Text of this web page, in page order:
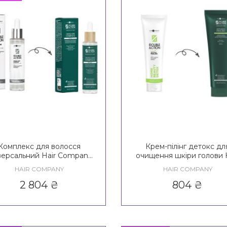
для волосся
Hair Company
Line Complex
HAIR COMPANY
2 804 ₴
Крем-пілінг детокс
очищення шкіри голови
Exfoliante Home Beauty
Peeling
HAIR COMPANY
804 ₴